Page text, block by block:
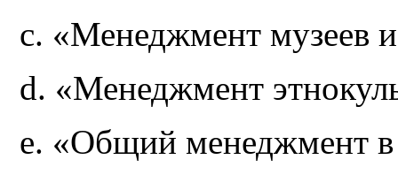
c. «Менеджмент музеев
d. «Менеджмент
e. «Общий менеджмент в